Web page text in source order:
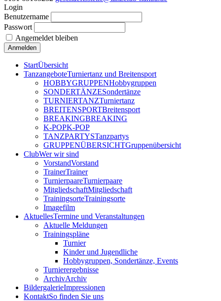
Login
Benutzername
Passwort
Angemeldet bleiben
StartÜbersicht
TanzangeboteTurniertanz und Breitensport
HOBBYGRUPPENHobbygruppen
SONDERTÄNZESondertänze
TURNIERTANZTurniertanz
BREITENSPORTBreitensport
BREAKINGBREAKING
K-POPK-POP
TANZPARTYSTanzpartys
GRUPPENÜBERSICHTGruppenübersicht
ClubWer wir sind
VorstandVorstand
TrainerTrainer
TurnierpaareTurnierpaare
MitgliedschaftMitgliedschaft
TrainingsorteTrainingsorte
Imagefilm
AktuellesTermine und Veranstaltungen
Aktuelle Meldungen
Trainingspläne
Turnier
Kinder und Jugendliche
Hobbygruppen, Sondertänze, Events
Turnierergebnisse
ArchivArchiv
BildergalerieImpressionen
KontaktSo finden Sie uns